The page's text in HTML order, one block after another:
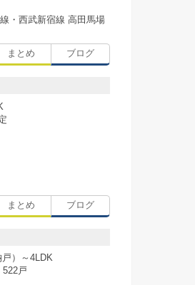
・西武新宿線 高田馬場
まとめ ブログ
まとめ ブログ
）～4LDK
戸